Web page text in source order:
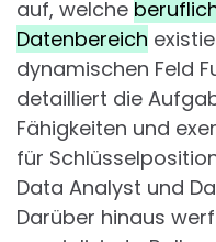
auf, welche
Datenbereich
dynamischen Feld
detailliert die
Fähigkeiten und
für
Data Analyst und
Darüber hinaus